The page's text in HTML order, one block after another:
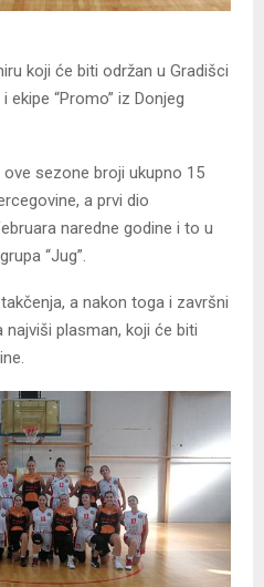
koji će biti održan u Gradišci
ekipe “Promo” iz Donjeg
sezone broji ukupno 15
a prvi dio
naredne godine i to u
“Jug”.
a nakon toga i završni
plasman, koji će biti